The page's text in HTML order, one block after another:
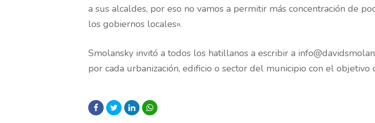
a sus alcaldes, por eso no vamos a permitir más concentración de
los gobiernos locales».
Smolansky invitó a todos los hatillanos a escribir a
por cada urbanización, edificio o sector del municipio con el